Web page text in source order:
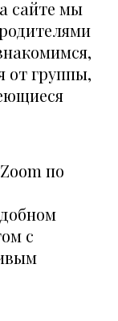
сайте мы
от группы,
по
с